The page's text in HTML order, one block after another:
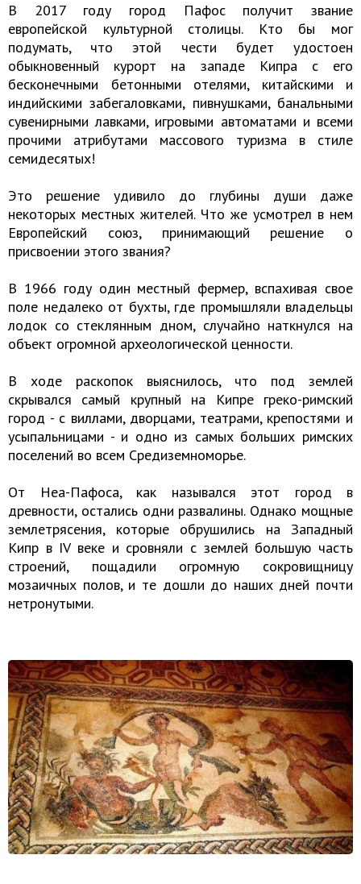
В 2017 году город Пафос получит звание
европейской культурной столицы. Кто бы мог
подумать, что этой чести будет удостоен
обыкновенный курорт на западе Кипра с его
бесконечными бетонными отелями, китайскими и
индийскими забегаловками, пивнушками, банальными
сувенирными лавками, игровыми автоматами и всеми
прочими атрибутами массового туризма в стиле
семидесятых!
Это решение удивило до глубины души даже
некоторых местных жителей. Что же усмотрел в нем
Европейский союз, принимающий решение о
присвоении этого звания?
В 1966 году один местный фермер, вспахивая свое
поле недалеко от бухты, где промышляли владельцы
лодок со стеклянным дном, случайно наткнулся на
объект огромной археологической ценности.
В ходе раскопок выяснилось, что под землей
скрывался самый крупный на Кипре греко-римский
город - с виллами, дворцами, театрами, крепостями и
усыпальницами - и одно из самых больших римских
поселений во всем Средиземноморье.
От Неа-Пафоса, как назывался этот город в
древности, остались одни развалины. Однако мощные
землетрясения, которые обрушились на Западный
Кипр в IV веке и сровняли с землей большую часть
строений, пощадили огромную сокровищницу
мозаичных полов, и те дошли до наших дней почти
нетронутыми.